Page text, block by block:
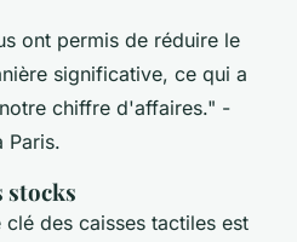
ont permis de réduire le
significative, ce qui a
chiffre d'affaires." -
Paris.
stocks
des caisses tactiles est